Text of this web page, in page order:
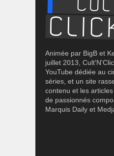
Animée par BigB et
juillet 2013,
YouTube dédiée au
séries, et un site
contenu et les
de passionnés
Marquis Daily et